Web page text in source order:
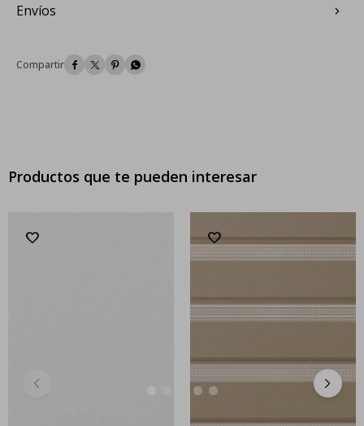
Envíos
   
Productos que te pueden interesar